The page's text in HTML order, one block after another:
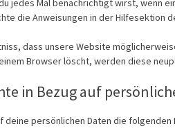
jedes Mal benachrichtigt wirst, wenn
die Anweisungen in der Hilfesektion
dass unsere Website
Browser löscht, werden diese
in Bezug auf
deine persönlichen Daten die folgenden